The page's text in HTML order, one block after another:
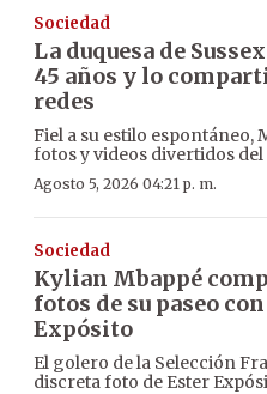
Sociedad
La duquesa de
45 años y lo
redes
Fiel a su estilo
fotos y videos divertidos
Agosto 5, 2026 04:21 p. m.
Sociedad
Kylian Mbappé
fotos de su paseo
Expósito
El golero de la Selección
discreta foto de Ester